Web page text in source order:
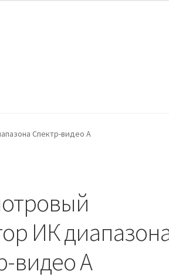
Спектр-видео А
ИК
видео А